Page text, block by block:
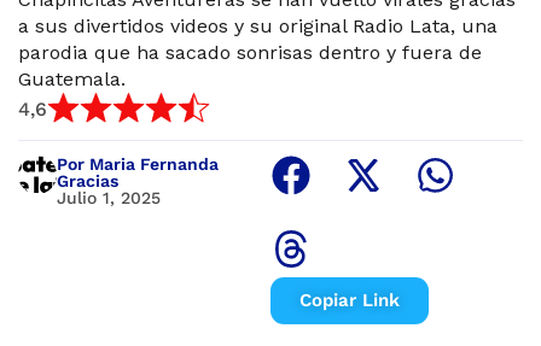
a sus divertidos videos y su original Radio Lata, una
parodia que ha sacado sonrisas dentro y fuera de
Guatemala.
4,6
Por Maria Fernanda
Gracias
Julio 1, 2025
Copiar Link